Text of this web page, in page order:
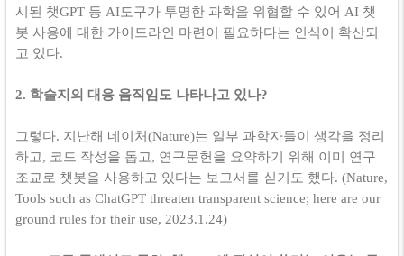
시된 챗GPT 등 AI도구가 투명한 과학을 위협할 수 있어 AI 챗
봇 사용에 대한 가이드라인 마련이 필요하다는 인식이 확산되
고 있다.
2. 학술지의 대응 움직임도 나타나고 있나?
그렇다. 지난해 네이처(Nature)는 일부 과학자들이 생각을 정리
하고, 코드 작성을 돕고, 연구문헌을 요약하기 위해 이미 연구
조교로 챗봇을 사용하고 있다는 보고서를 싣기도 했다. (Nature,
Tools such as ChatGPT threaten transparent science; here are our
ground rules for their use, 2023.1.24)